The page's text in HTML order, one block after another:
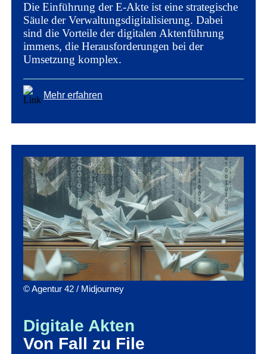
Die Einführung der E-Akte ist eine strategische
Säule der Verwaltungsdigitalisierung. Dabei
sind die Vorteile der digitalen Aktenführung
immens, die Herausforderungen bei der
Umsetzung komplex.
Mehr erfahren
© Agentur 42 / Midjourney
Digitale Akten
Von Fall zu File